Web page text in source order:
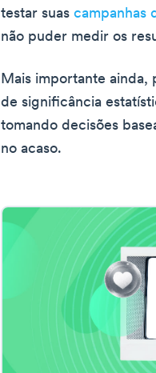
testar suascampanhas
não puder medir os
Mais importante ainda,
de significância
tomando decisões
no acaso.